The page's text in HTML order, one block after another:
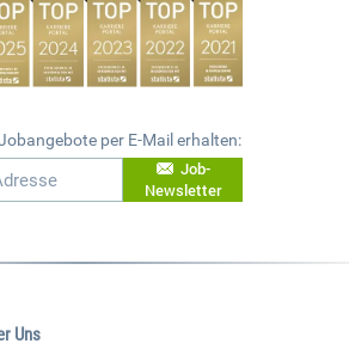
per E-Mail erhalten:
Job-
Newsletter
Uns